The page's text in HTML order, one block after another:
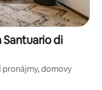
di
pronájmy, domovy